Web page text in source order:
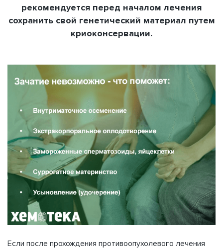
рекомендуется перед началом лечения
сохранить свой генетический материал путем
криоконсервации.
Если после прохождения противоопухолевого лечения